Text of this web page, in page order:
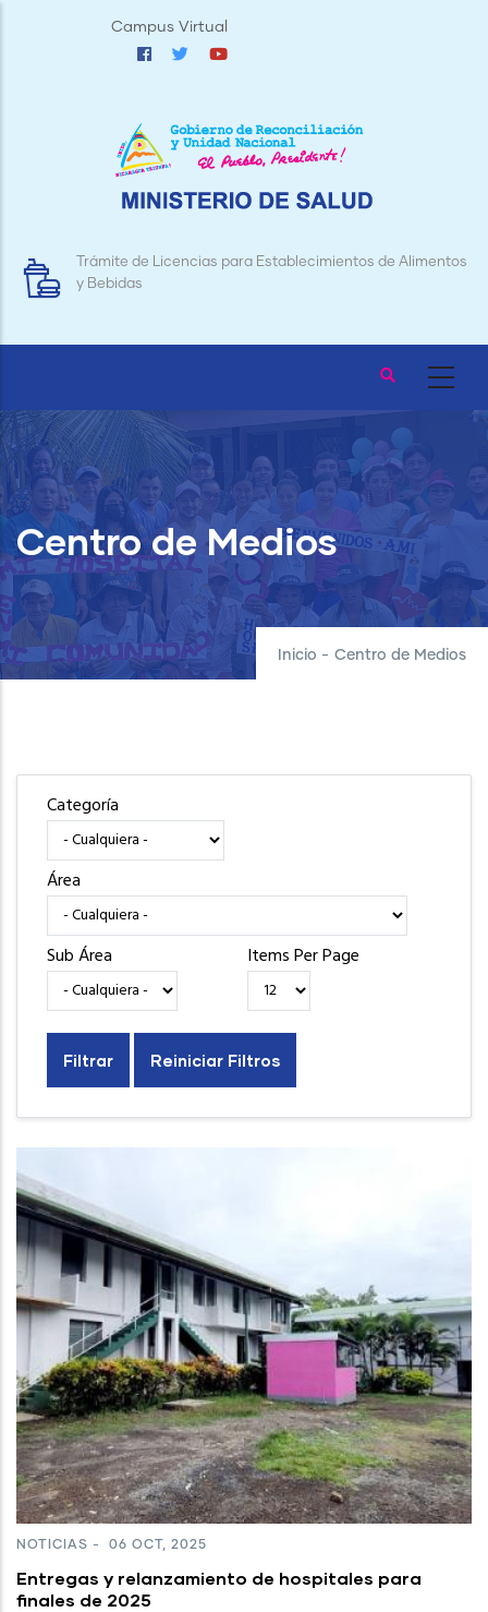
Campus Virtual
Trámite de Licencias para Establecimientos de Alimentos
y Bebidas
Centro de Medios
Inicio - Centro de Medios
Categoría
Área
Sub Área Items Per Page
NOTICIAS - 06 OCT, 2025
Entregas y relanzamiento de hospitales para
finales de 2025